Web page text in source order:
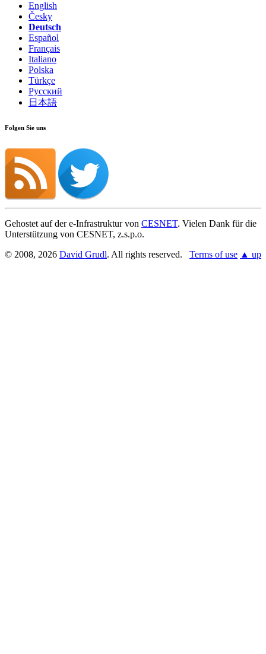
English
Česky
Deutsch
Español
Français
Italiano
Polska
Türkçe
Русский
日本語
Folgen Sie uns
Gehostet auf der e-Infrastruktur von CESNET. Vielen Dank für die
Unterstützung von CESNET, z.s.p.o.
© 2008, 2026 David Grudl. All rights reserved. Terms of use ▲ up